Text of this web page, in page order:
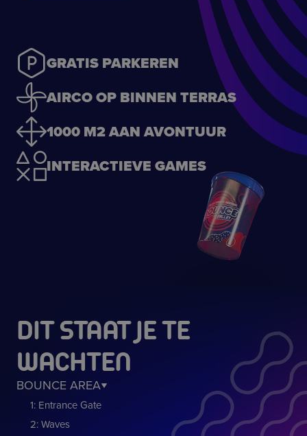
GRATIS PARKEREN
AIRCO OP BINNEN TERRAS
1000 M2 AAN AVONTUUR
INTERACTIEVE GAMES
DIT STAAT JE TE
WACHTEN
BOUNCE AREA
1: Entrance Gate
2: Waves